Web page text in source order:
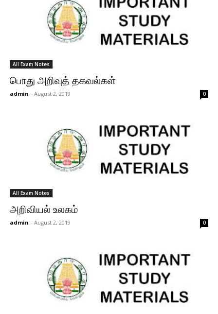
All Exam Notes
பொது அறிவுத் தகவல்கள்
admin - August 2, 2019 0
All Exam Notes
அறிவியல் உலகம்
admin - August 2, 2019 0